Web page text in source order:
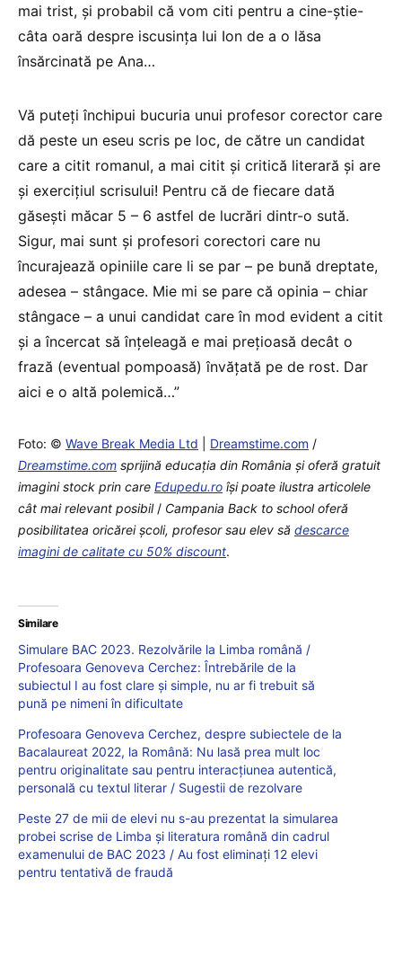
mai trist, și probabil că vom citi pentru a cine-știe-
câta oară despre iscusința lui Ion de a o lăsa
însărcinată pe Ana…
Vă puteți închipui bucuria unui profesor corector care
dă peste un eseu scris pe loc, de către un candidat
care a citit romanul, a mai citit și critică literară și are
și exercițiul scrisului! Pentru că de fiecare dată
găsești măcar 5 – 6 astfel de lucrări dintr-o sută.
Sigur, mai sunt și profesori corectori care nu
încurajează opiniile care li se par – pe bună dreptate,
adesea – stângace. Mie mi se pare că opinia – chiar
stângace – a unui candidat care în mod evident a citit
și a încercat să înțeleagă e mai prețioasă decât o
frază (eventual pompoasă) învățată pe de rost. Dar
aici e o altă polemică…”
Foto: © Wave Break Media Ltd Dreamstime.com /
Dreamstime.com sprijină educaţia din România şi oferă gratuit
imagini stock prin care Edupedu.ro îşi poate ilustra articolele
cât mai relevant posibil/ Campania Back to school oferă
posibilitatea oricărei școli, profesor sau elev să descarce
imagini de calitate cu 50% discount.
Similare
Simulare BAC 2023. Rezolvările la Limba română /
Profesoara Genoveva Cerchez: Întrebările de la
subiectul I au fost clare și simple, nu ar fi trebuit să
pună pe nimeni în dificultate
Profesoara Genoveva Cerchez, despre subiectele de la
Bacalaureat 2022, la Română: Nu lasă prea mult loc
pentru originalitate sau pentru interacțiunea autentică,
personală cu textul literar / Sugestii de rezolvare
Peste 27 de mii de elevi nu s-au prezentat la simularea
probei scrise de Limba şi literatura română din cadrul
examenului de BAC 2023 / Au fost eliminați 12 elevi
pentru tentativă de fraudă